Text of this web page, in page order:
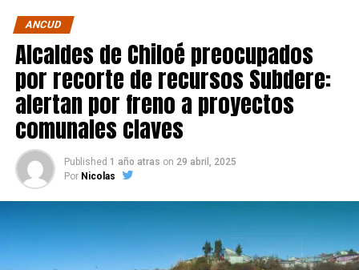
ANCUD
Alcaldes de Chiloé preocupados
por recorte de recursos Subdere:
alertan por freno a proyectos
comunales claves
Published 1 año atras on 29 abril, 2025
Por Nicolas